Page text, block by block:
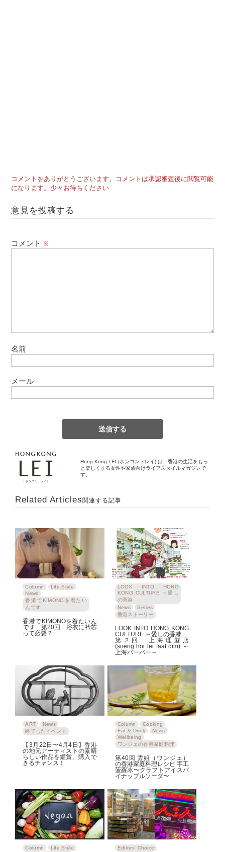
コメントをありがとうございます。コメントは承認審査後に閲覧可能
になります。少々お待ちください
意見を投稿する
コメント※
名前
メール
Hong Kong LEI (ホンコン・レイ) は、香港の生活をもっ
と楽しくする女性や家族向けライフスタイルマガジンで
す。
Related Articles 関連する記事
Column
Life Style
News
香港でKIMONOを着たい
んです
香港でKIMONOを着たいん
です 第20回 浴衣に衿芯
って必要？
LOOK INTO HONG
KONG CULTURE ～愛し
の香港
News
Series
香港ストーリー
LOOK INTO HONG KONG
CULTURE ～愛しの香港
第２回 上海理髮店
(soeng hoi lei faat dim) ～
上海バーバー～
ART
News
終了したイベント
【3月22日〜4月4日】香港
の地元アーティストの素晴
らしい作品を鑑賞、購入で
きるチャンス！
Column
Cooking
Eat & Drink
News
Wellbeing
ワンジェの香港家庭料理
第40回 雲姐（ワンジェ）
の香港家庭料理レシピ 手工
菠蘿冰〜クラフトアイスパ
イナップルソーダ〜
Column
Life Style
Editors' Choice